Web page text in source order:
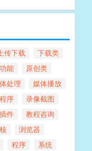
上传下载
下载类
功能
原创类
处理
媒体播放
序
录像截图
插件
教程咨询
浏览器
程序
系统